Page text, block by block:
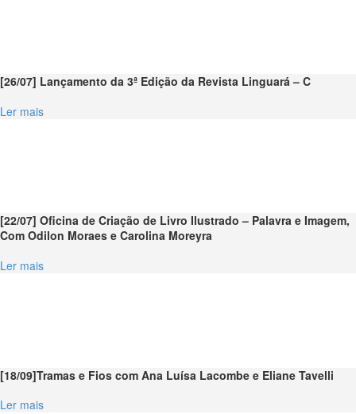
[26/07] Lançamento da 3ª Edição da Revista Linguará – C
Ler mais
[22/07] Oficina de Criação de Livro Ilustrado – Palavra e Imagem,
Com Odilon Moraes e Carolina Moreyra
Ler mais
[18/09]Tramas e Fios com Ana Luísa Lacombe e Eliane Tavelli
Ler mais